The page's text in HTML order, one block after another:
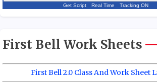
Get Script Real Time Tracking ON
First Bell Work Sheets
First Bell 2.0 Class And Work Sheet